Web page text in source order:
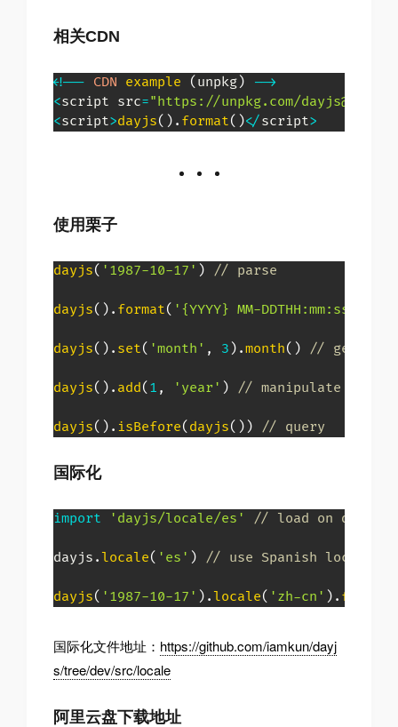
相关CDN
<!-- CDN example ( unpkg) -->
<script src="https://unpkg.com/
<script>dayjs( ) . format( )</script>
使用栗子
dayjs( '1987-10-17' ) // parse
dayjs( ) . format( '{YYYY} MM-DDTHH:mm:ss
dayjs( ) . set( 'month' , 3 ) .month( ) // get &
dayjs( ) . add( 1 , 'year' ) // manipulate
dayjs( ) . isBefore( dayjs( ) ) // query
国际化
import 'dayjs/locale/es' // load on demand
dayjs . locale( 'es' ) // use Spanish locale
dayjs( '1987-10-17' ) . locale( 'zh-cn' ) . format
国际化文件地址： https://github.com/iamkun/dayj
s/tree/dev/src/locale
阿里云盘下载地址